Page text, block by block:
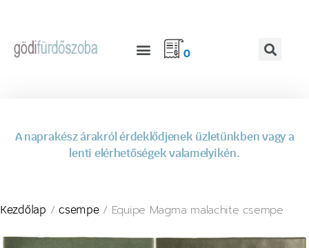
0
A naprakész árakról érdeklődjenek üzletünkben vagy a
lenti elérhetőségek valamelyikén.
Kezdőlap /csempe/ Equipe Magma malachite csempe